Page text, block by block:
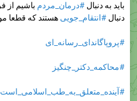
باید به دنبال #درمان_مردم باشیم از
دنبال #انتقام_جویی هستند که قطعا
#پروپاگاندای_رسانه_ای
#محاکمه_دکتر_چنگیز
#آینده_متعلق_به_طب_اسلامی_است